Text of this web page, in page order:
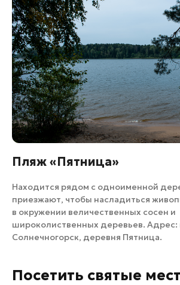
Пляж «Пятница»
Находится рядом с одноименной
приезжают, чтобы насладиться
в окружении величественных сосен и
широколиственных деревьев. Адрес:
Солнечногорск, деревня Пятница.
Посетить святые